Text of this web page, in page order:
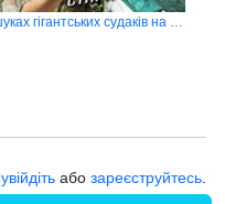
В пошуках гігантських судаків на річці Ушиця(Дністер) 2020
увійдіть або зареєструйтесь